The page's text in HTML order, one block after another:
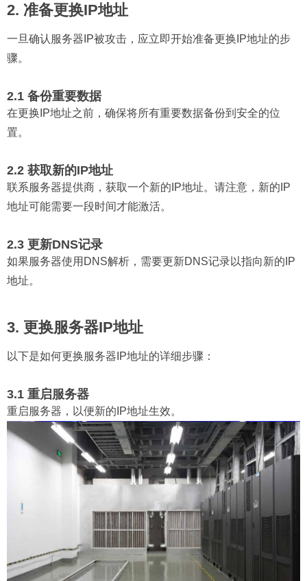
2. 准备更换IP地址
一旦确认服务器IP被攻击，应立即开始准备更换IP地址的步
骤。
2.1 备份重要数据
在更换IP地址之前，确保将所有重要数据备份到安全的位
置。
2.2 获取新的IP地址
联系服务器提供商，获取一个新的IP地址。请注意，新的IP
地址可能需要一段时间才能激活。
2.3 更新DNS记录
如果服务器使用DNS解析，需要更新DNS记录以指向新的IP
地址。
3. 更换服务器IP地址
以下是如何更换服务器IP地址的详细步骤：
3.1 重启服务器
重启服务器，以便新的IP地址生效。